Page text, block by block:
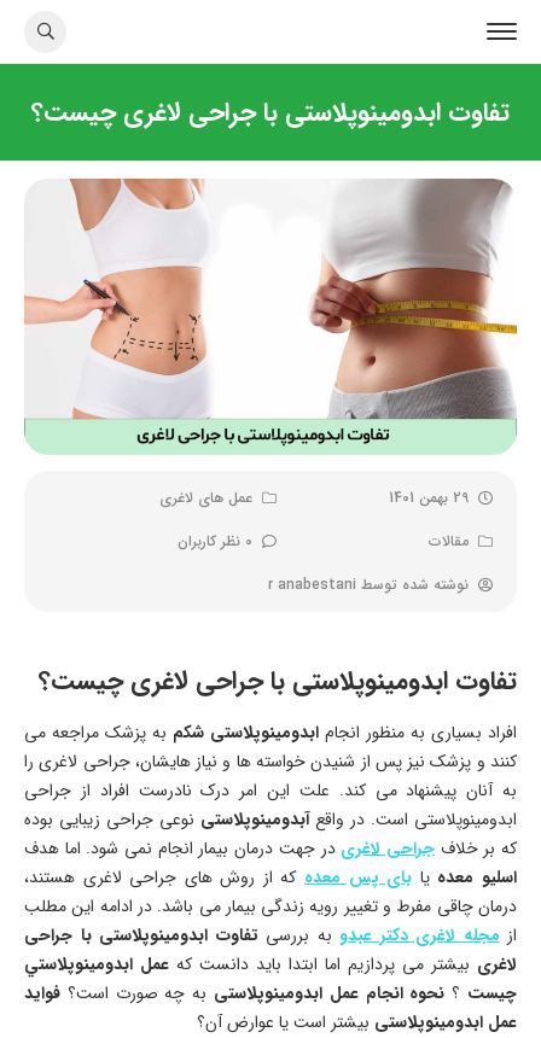
تفاوت ابدومینوپلاستی با جراحی لاغری چیست؟
29 بهمن 1401
عمل های لاغری
مقالات
0 نظر کاربران
نوشته شده توسط r anabestani
تفاوت ابدومینوپلاستی با جراحی لاغری چیست؟
افراد بسیاری به منظور انجام ابدومینوپلاستی شکم به پزشک مراجعه می
کنند و پزشک نیز پس از شنیدن خواسته ها و نیاز هایشان، جراحی لاغری را
به آنان پیشنهاد می کند. علت این امر درک نادرست افراد از جراحی
ابدومینوپلاستی است. در واقعآبدومینوپلاستی نوعی جراحی زیبایی بوده
که بر خلافجراحی لاغری در جهت درمان بیمار انجام نمی شود. اما هدف
اسلیو معده یابای پس معدهکه از روش های جراحی لاغری هستند،
درمان چاقی مفرط و تغییر رویه زندگی بیمار می باشد. در ادامه این مطلب
ازمجله لاغری دکتر عبدو به بررسی تفاوت ابدومینوپلاستی با جراحی
لاغری بیشتر می پردازیم اما ابتدا باید دانست که عمل ابدومينوپلاستي
چيست ؟ نحوه انجام عمل ابدومینوپلاستی به چه صورت است؟ فواید
عمل ابدومینوپلاستی بیشتر است یا عوارض آن؟